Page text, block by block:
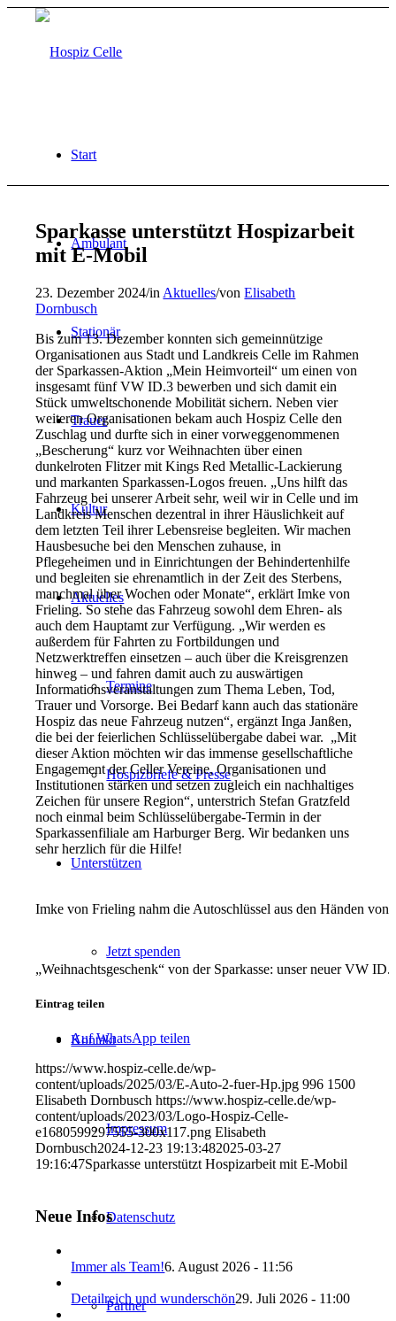
Start
Ambulant
Stationär
Trauer
Kultur
Aktuelles
Termine
Hospizbriefe & Presse
Unterstützen
Jetzt spenden
Kontakt
Impressum
Datenschutz
Partner
Sparkasse unterstützt Hospizarbeit
mit E-Mobil
23. Dezember 2024/in Aktuelles/vonElisabeth
Dornbusch
Bis zum 13. Dezember konnten sich gemeinnützige
Organisationen aus Stadt und Landkreis Celle im Rahmen
der Sparkassen-Aktion „Mein Heimvorteil“ um einen von
insgesamt fünf VW ID.3 bewerben und sich damit ein
Stück umweltschonende Mobilität sichern. Neben vier
weiteren Organisationen bekam auch Hospiz Celle den
Zuschlag und durfte sich in einer vorweggenommenen
„Bescherung“ kurz vor Weihnachten über einen
dunkelroten Flitzer mit Kings Red Metallic-Lackierung
und markanten Sparkassen-Logos freuen. „Uns hilft das
Fahrzeug bei unserer Arbeit sehr, weil wir in Celle und im
Landkreis Menschen dezentral in ihrer Häuslichkeit auf
dem letzten Teil ihrer Lebensreise begleiten. Wir machen
Hausbesuche bei den Menschen zuhause, in
Pflegeheimen und in Einrichtungen der Behindertenhilfe
und begleiten sie ehrenamtlich in der Zeit des Sterbens,
manchmal über Wochen oder Monate“, erklärt Imke von
Frieling. So stehe das Fahrzeug sowohl dem Ehren- als
auch dem Hauptamt zur Verfügung. „Wir werden es
außerdem für Fahrten zu Fortbildungen und
Netzwerktreffen einsetzen – auch über die Kreisgrenzen
hinweg – und fahren damit auch zu auswärtigen
Informationsveranstaltungen zum Thema Leben, Tod,
Trauer und Vorsorge. Bei Bedarf kann auch das stationäre
Hospiz das neue Fahrzeug nutzen“, ergänzt Inga Janßen,
die bei der feierlichen Schlüsselübergabe dabei war. „Mit
dieser Aktion möchten wir das immense gesellschaftliche
Engagement der Celler Vereine, Organisationen und
Institutionen stärken und setzen zugleich ein nachhaltiges
Zeichen für unsere Region“, unterstrich Stefan Gratzfeld
noch einmal beim Schlüsselübergabe-Termin in der
Sparkassenfiliale am Harburger Berg. Wir bedanken uns
sehr herzlich für die Hilfe!
Imke von Frieling nahm die Autoschlüssel aus den Händen von
„Weihnachtsgeschenk“ von der Sparkasse: unser neuer VW
Eintrag teilen
Auf WhatsApp teilen
https://www.hospiz-celle.de/wp-
content/uploads/2025/03/E-Auto-2-fuer-Hp.jpg 996 1500
Elisabeth Dornbusch https://www.hospiz-celle.de/wp-
content/uploads/2023/03/Logo-Hospiz-Celle-
e1680599297555-300x117.png Elisabeth
Dornbusch2024-12-23 19:13:482025-03-27
19:16:47Sparkasse unterstützt Hospizarbeit mit E-Mobil
Neue Infos
Immer als Team!6. August 2026 - 11:56
Detailreich und wunderschön29. Juli 2026 - 11:00